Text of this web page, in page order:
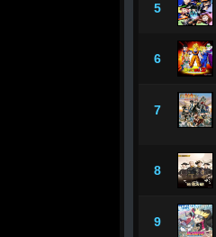
5
6
7
8
9